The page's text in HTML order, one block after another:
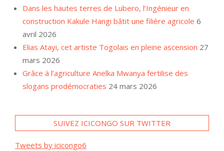
Dans les hautes terres de Lubero, l’Ingénieur en
construction Kakule Hangi bâtit une filière agricole 6
avril 2026
Elias Atayi, cet artiste Togolais en pleine ascension 27
mars 2026
Grâce à l’agriculture Anelka Mwanya fertilise des
slogans prodémocraties 24 mars 2026
SUIVEZ ICICONGO SUR TWITTER
Tweets by icicongo6